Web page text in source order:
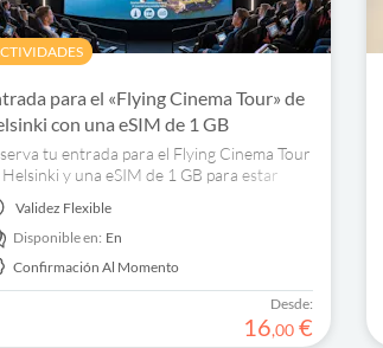
para el «Flying Cinema Tour» de
con una eSIM de 1 GB
tu entrada para el Flying Cinema Tour
y una eSIM de 1 GB para estar
durante toda tu visita.
Validez Flexible
Disponible en: En
Confirmación Al Momento
Desde:
16,00 €